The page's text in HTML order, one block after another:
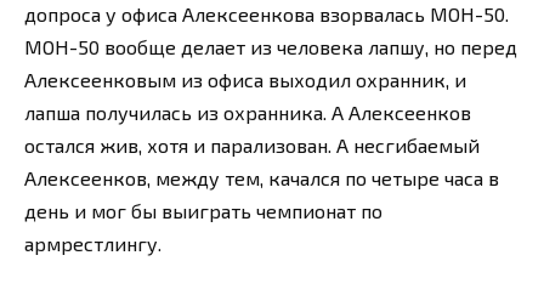
допроса у офиса Алексеенкова взорвалась МОН-50.
МОН-50 вообще делает из человека лапшу, но перед
Алексеенковым из офиса выходил охранник, и
лапша получилась из охранника. А Алексеенков
остался жив, хотя и парализован. А несгибаемый
Алексеенков, между тем, качался по четыре часа в
день и мог бы выиграть чемпионат по
армрестлингу.